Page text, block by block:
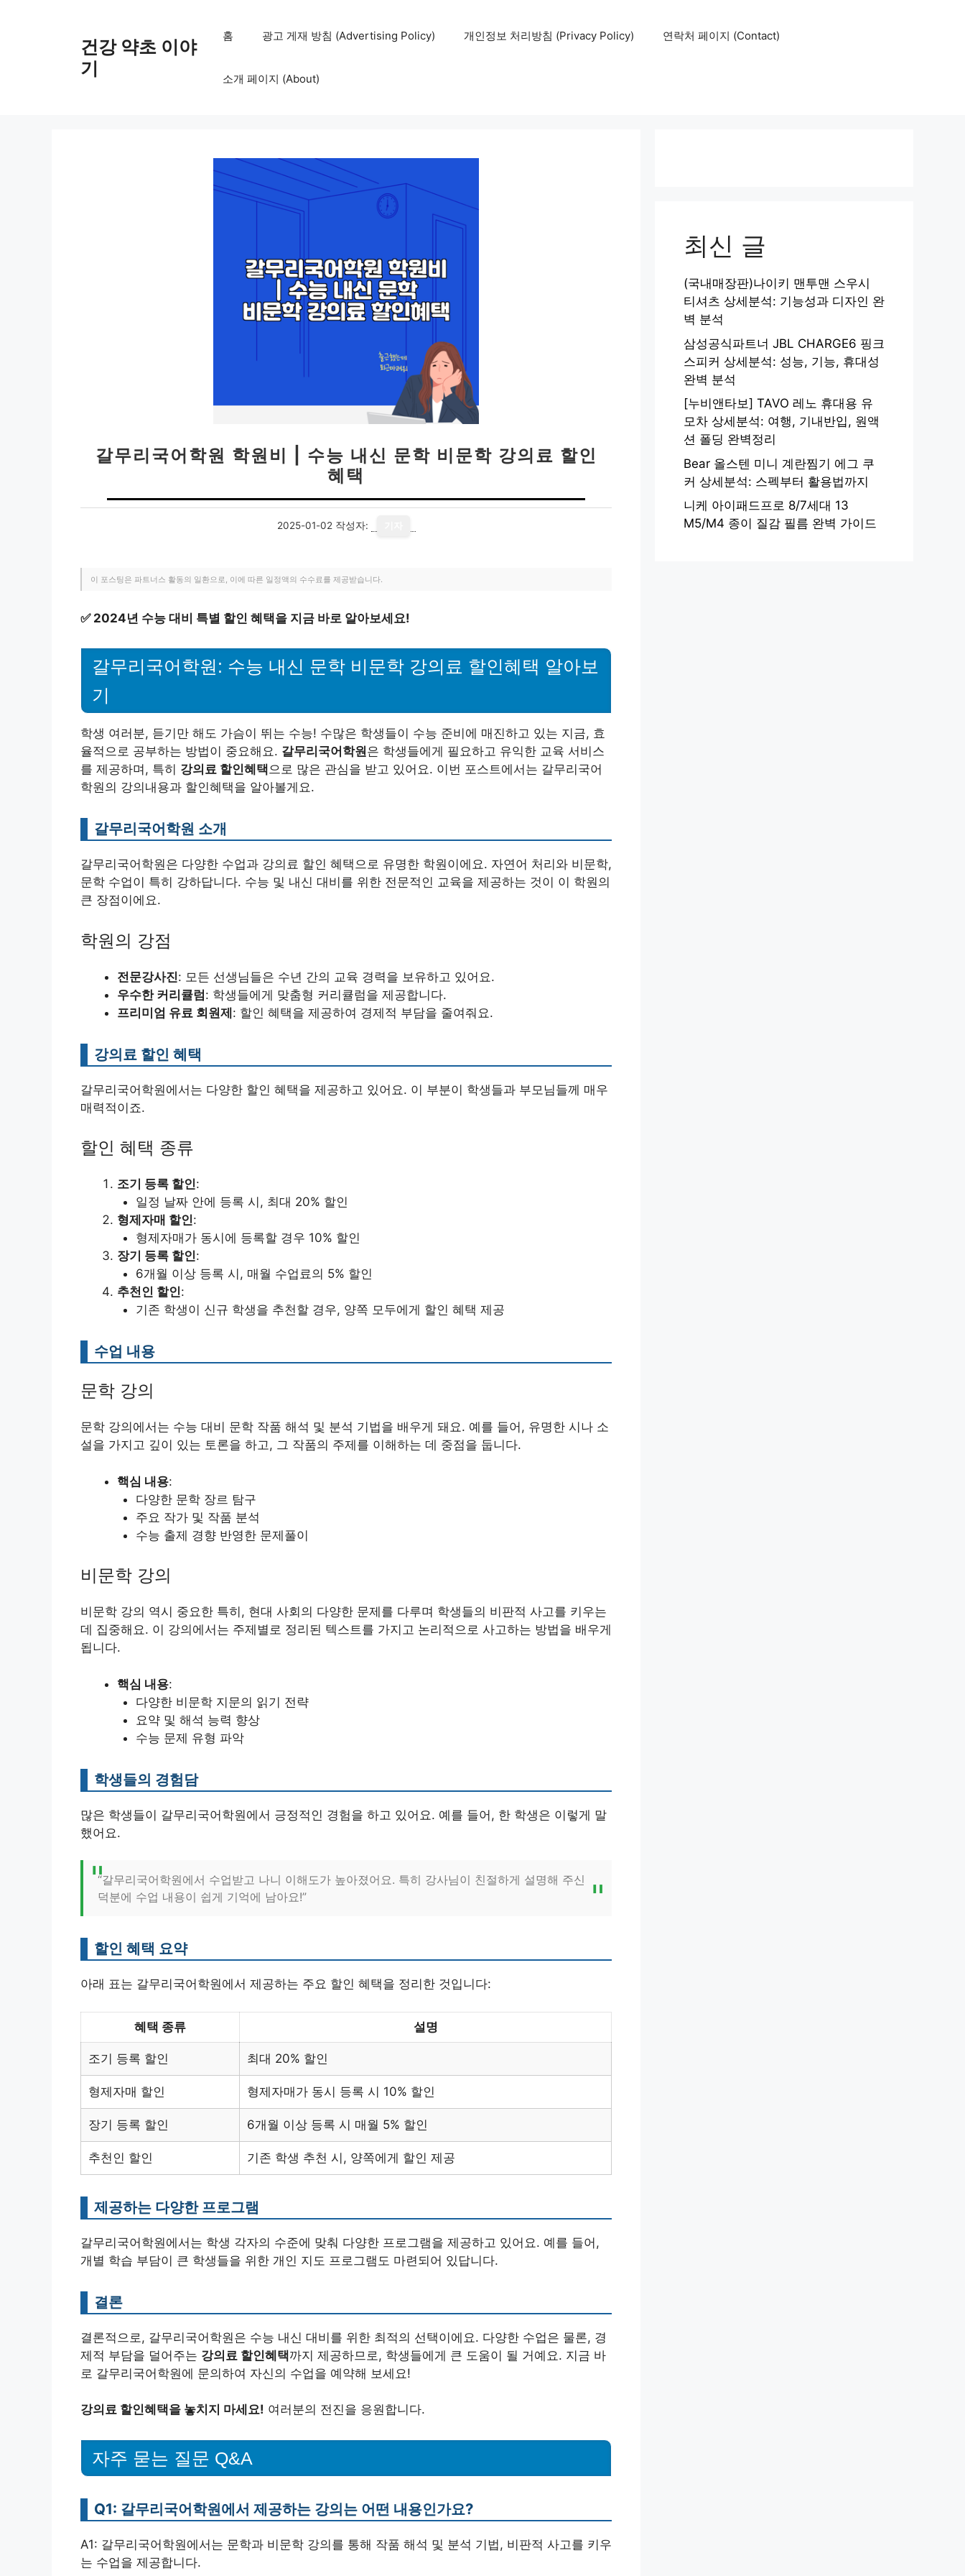
건강 약초 이야
기
홈 광고 게재 방침 (Advertising Policy) 개인정보 처리방침 (Privacy Policy) 연락처 페이지 (Contact)
소개 페이지 (About)
갈무리국어학원 학원비 | 수능 내신 문학 비문학 강의료 할인
혜택
2025-01-02 작성자:
이 포스팅은 파트너스 활동의 일환으로, 이에 따른 일정액의 수수료를 제공받습니다.
✅ 2024년 수능 대비 특별 할인 혜택을 지금 바로 알아보세요!
갈무리국어학원: 수능 내신 문학 비문학 강의료 할인혜택 알아보
기
학생 여러분, 듣기만 해도 가슴이 뛰는 수능! 수많은 학생들이 수능 준비에 매진하고 있는 지금, 효
율적으로 공부하는 방법이 중요해요. 갈무리국어학원은 학생들에게 필요하고 유익한 교육 서비스
를 제공하며, 특히 강의료 할인혜택으로 많은 관심을 받고 있어요. 이번 포스트에서는 갈무리국어
학원의 강의내용과 할인혜택을 알아볼게요.
갈무리국어학원 소개
갈무리국어학원은 다양한 수업과 강의료 할인 혜택으로 유명한 학원이에요. 자연어 처리와 비문학,
문학 수업이 특히 강하답니다. 수능 및 내신 대비를 위한 전문적인 교육을 제공하는 것이 이 학원의
큰 장점이에요.
학원의 강점
전문강사진: 모든 선생님들은 수년 간의 교육 경력을 보유하고 있어요.
우수한 커리큘럼: 학생들에게 맞춤형 커리큘럼을 제공합니다.
프리미엄 유료 회원제: 할인 혜택을 제공하여 경제적 부담을 줄여줘요.
강의료 할인 혜택
갈무리국어학원에서는 다양한 할인 혜택을 제공하고 있어요. 이 부분이 학생들과 부모님들께 매우
매력적이죠.
할인 혜택 종류
조기 등록 할인:
일정 날짜 안에 등록 시, 최대 20% 할인
형제자매 할인:
형제자매가 동시에 등록할 경우 10% 할인
장기 등록 할인:
6개월 이상 등록 시, 매월 수업료의 5% 할인
추천인 할인:
기존 학생이 신규 학생을 추천할 경우, 양쪽 모두에게 할인 혜택 제공
수업 내용
문학 강의
문학 강의에서는 수능 대비 문학 작품 해석 및 분석 기법을 배우게 돼요. 예를 들어, 유명한 시나 소
설을 가지고 깊이 있는 토론을 하고, 그 작품의 주제를 이해하는 데 중점을 둡니다.
핵심 내용:
다양한 문학 장르 탐구
주요 작가 및 작품 분석
수능 출제 경향 반영한 문제풀이
비문학 강의
비문학 강의 역시 중요한 특히, 현대 사회의 다양한 문제를 다루며 학생들의 비판적 사고를 키우는
데 집중해요. 이 강의에서는 주제별로 정리된 텍스트를 가지고 논리적으로 사고하는 방법을 배우게
됩니다.
핵심 내용:
다양한 비문학 지문의 읽기 전략
요약 및 해석 능력 향상
수능 문제 유형 파악
학생들의 경험담
많은 학생들이 갈무리국어학원에서 긍정적인 경험을 하고 있어요. 예를 들어, 한 학생은 이렇게 말
했어요.
“갈무리국어학원에서 수업받고 나니 이해도가 높아졌어요. 특히 강사님이 친절하게 설명해 주신
덕분에 수업 내용이 쉽게 기억에 남아요!”
할인 혜택 요약
아래 표는 갈무리국어학원에서 제공하는 주요 할인 혜택을 정리한 것입니다:
혜택 종류 설명
조기 등록 할인 최대 20% 할인
형제자매 할인 형제자매가 동시 등록 시 10% 할인
장기 등록 할인 6개월 이상 등록 시 매월 5% 할인
추천인 할인 기존 학생 추천 시, 양쪽에게 할인 제공
제공하는 다양한 프로그램
갈무리국어학원에서는 학생 각자의 수준에 맞춰 다양한 프로그램을 제공하고 있어요. 예를 들어,
개별 학습 부담이 큰 학생들을 위한 개인 지도 프로그램도 마련되어 있답니다.
결론
결론적으로, 갈무리국어학원은 수능 내신 대비를 위한 최적의 선택이에요. 다양한 수업은 물론, 경
제적 부담을 덜어주는 강의료 할인혜택까지 제공하므로, 학생들에게 큰 도움이 될 거예요. 지금 바
로 갈무리국어학원에 문의하여 자신의 수업을 예약해 보세요!
강의료 할인혜택을 놓치지 마세요! 여러분의 전진을 응원합니다.
자주 묻는 질문 Q&A
Q1: 갈무리국어학원에서 제공하는 강의는 어떤 내용인가요?
A1: 갈무리국어학원에서는 문학과 비문학 강의를 통해 작품 해석 및 분석 기법, 비판적 사고를 키우
는 수업을 제공합니다.
최신 글
(국내매장판)나이키 맨투맨 스우시
티셔츠 상세분석: 기능성과 디자인 완
벽 분석
삼성공식파트너 JBL CHARGE6 핑크
스피커 상세분석: 성능, 기능, 휴대성
완벽 분석
[누비앤타보] TAVO 레노 휴대용 유
모차 상세분석: 여행, 기내반입, 원액
션 폴딩 완벽정리
Bear 올스텐 미니 계란찜기 에그 쿠
커 상세분석: 스펙부터 활용법까지
니케 아이패드프로 8/7세대 13
M5/M4 종이 질감 필름 완벽 가이드